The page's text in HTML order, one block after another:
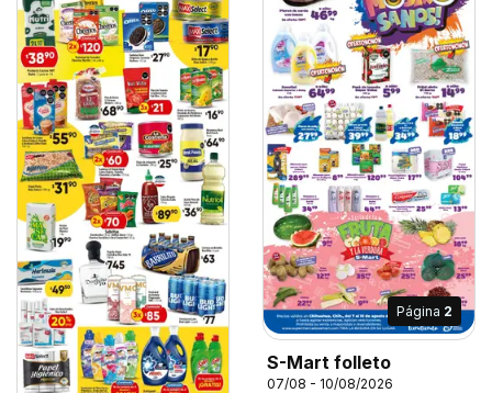
Página 2
S-Mart folleto
07/08 - 10/08/2026